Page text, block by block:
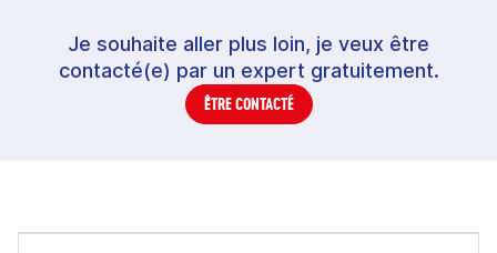
Je souhaite aller plus loin, je veux être
contacté(e) par un expert gratuitement.
ÊTRE CONTACTÉ